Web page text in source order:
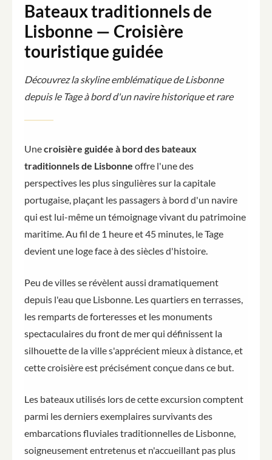
Bateaux traditionnels de
Lisbonne — Croisière
touristique guidée
Découvrez la skyline emblématique de Lisbonne
depuis le Tage à bord d'un navire historique et rare
Unecroisière guidée à bord des bateaux
traditionnels de Lisbonne offre l'une des
perspectives les plus singulières sur la capitale
portugaise, plaçant les passagers à bord d'un navire
qui est lui-même un témoignage vivant du patrimoine
maritime. Au fil de 1 heure et 45 minutes, le Tage
devient une loge face à des siècles d'histoire.
Peu de villes se révèlent aussi dramatiquement
depuis l'eau que Lisbonne. Les quartiers en terrasses,
les remparts de forteresses et les monuments
spectaculaires du front de mer qui définissent la
silhouette de la ville s'apprécient mieux à distance, et
cette croisière est précisément conçue dans ce but.
Les bateaux utilisés lors de cette excursion comptent
parmi les derniers exemplaires survivants des
embarcations fluviales traditionnelles de Lisbonne,
soigneusement entretenus et n'accueillant pas plus